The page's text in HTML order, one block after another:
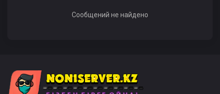
Сообщений не найдено